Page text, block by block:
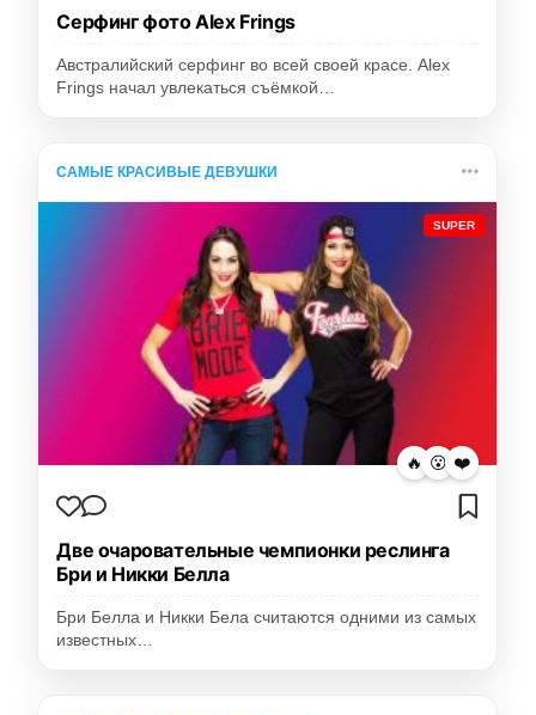
Серфинг фото Alex Frings
Австралийский серфинг во всей своей красе. Alex
Frings начал увлекаться съёмкой…
САМЫЕ КРАСИВЫЕ ДЕВУШКИ
SUPER
🔥 😮 ❤️
Две очаровательные чемпионки реслинга
Бри и Никки Белла
Бри Белла и Никки Бела считаются одними из самых
известных…